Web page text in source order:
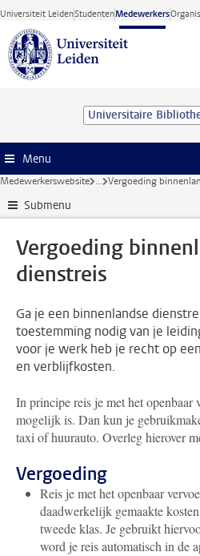
Ga direct naar de inhoud
Universiteit LeidenStudentenMedewerkers
Menu
Medewerkerswebsite ... Vergoeding
Submenu
Vergoeding
dienstreis
Ga je een binnenlandse
toestemming nodig van je
voor je werk heb je recht op
en verblijfkosten.
In principe reis je met het openbaar
mogelijk is. Dan kun je
taxi of huurauto. Overleg hierover
Vergoeding
Reis je met het openbaar
daadwerkelijk gemaakte
tweede klas. Je gebruikt
word je reis automatisch in de